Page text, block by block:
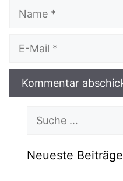
Name
E-
Suche
Neueste Beiträge